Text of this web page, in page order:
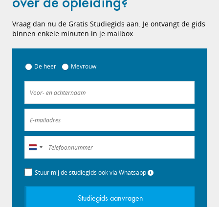
Vraag dan nu de Gratis Studiegids aan. Je ontvangt de gids
binnen enkele minuten in je mailbox.
De heer Mevrouw
Nederland
+31
Stuur mij de studiegids ook via Whatsapp
Studiegids aanvragen